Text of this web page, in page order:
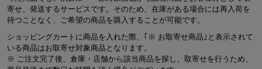
寄せ、発送するサービスです。そのため、在庫がある場合には再入荷を
待つことなく、ご希望の商品を購入することが可能です。
ショッピングカートに商品を入れた際、｢※ お取寄せ商品｣と表示されて
いる商品はお取寄せ対象商品となります。
※ ご注文完了後、倉庫・店舗から該当商品を探し、取寄せを行うため、